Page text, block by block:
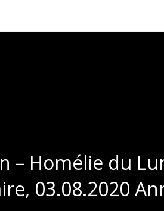
– Homélie du
03.08.2020